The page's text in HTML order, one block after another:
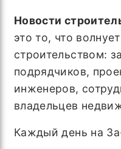
Новости
это то, что
строительством:
подрядчиков,
инженеров,
владельцев
Каждый день на